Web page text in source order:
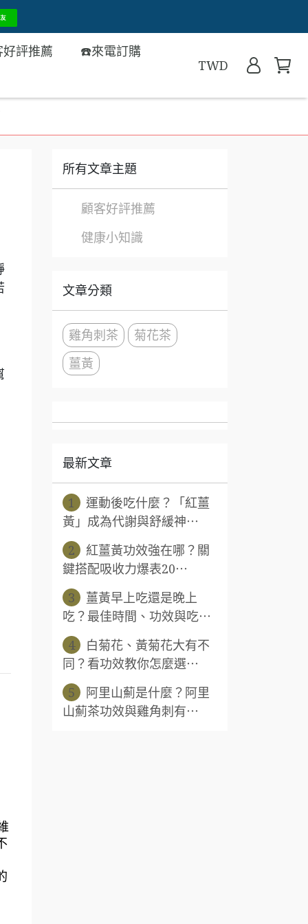
好評推薦
☎️來電訂購
TWD
所有文章主題
顧客好評推薦
健康小知識
文章分類
雞角刺茶
菊花茶
薑黃
最新文章
1
運動後吃什麼？「紅薑
黃」成為代謝與舒緩神⋯
2
紅薑黃功效強在哪？關
鍵搭配吸收力爆表20⋯
3
薑黃早上吃還是晚上
吃？最佳時間、功效與吃⋯
4
白菊花、黃菊花大有不
同？看功效教你怎麼選⋯
5
阿里山薊是什麼？阿里
山薊茶功效與雞角刺有⋯